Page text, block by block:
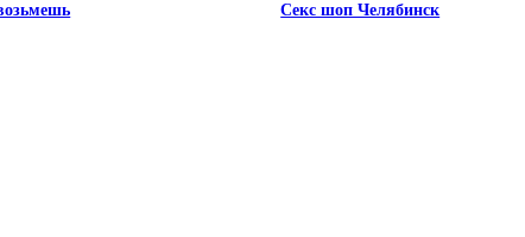
Секс шоп Челябинск